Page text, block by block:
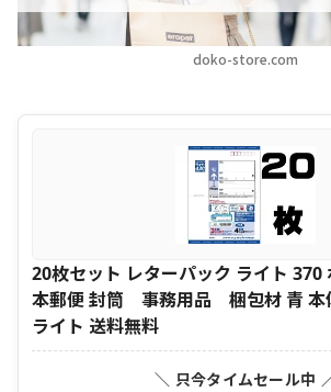
doko-store.com
20枚セット レターパック ライト 370
本郵便 封筒 事務用品 梱包材 青 本
ライト 送料無料
＼ 只今タイムセール中